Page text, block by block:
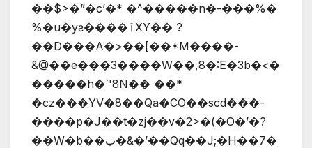
��$>�”�c’�* �^�����n�-���%�
%�u�yƨ����ٱXY�� ?
��D���A�>��[��*M����-
&@��e���3����W��,8�:E�3b�<�
�����h�`'8N�� ��*
�cz���YV�8��Qa�CO��scd���-
����p�J��t�zj��v�2>�(�O�’�?
��W�b��ٻ�&�’��Qq��J;�H��7�